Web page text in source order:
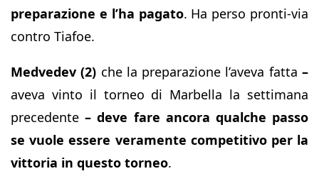
preparazione e l’ha pagato. Ha perso pronti-via
contro Tiafoe.
Medvedev (2) che la preparazione l’aveva fatta–
aveva vinto il torneo di Marbella la settimana
precedente– deve fare ancora qualche passo
se vuole essere veramente competitivo per la
vittoria in questo torneo.